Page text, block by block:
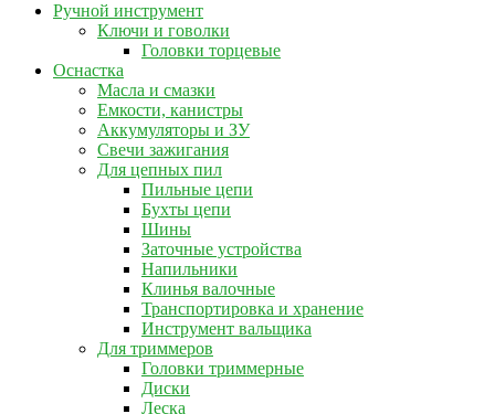
Ручной инструмент
Ключи и говолки
Головки торцевые
Оснастка
Масла и смазки
Емкости, канистры
Аккумуляторы и ЗУ
Свечи зажигания
Для цепных пил
Пильные цепи
Бухты цепи
Шины
Заточные устройства
Напильники
Клинья валочные
Транспортировка и хранение
Инструмент вальщика
Для триммеров
Головки триммерные
Диски
Леска